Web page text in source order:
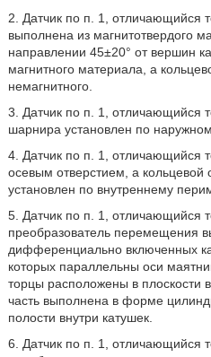
2. Датчик по п. 1, отличающийся
выполнена из магнитотвердого
направлении 45±20° от вершин
магнитного материала, а
немагнитного.
3. Датчик по п. 1, отличающийся
шарнира установлен по
4. Датчик по п. 1, отличающийся
осевым отверстием, а кольцевой
установлен по внутреннему
5. Датчик по п. 1, отличающийся
преобразователь перемещения
дифференциально включенных
которых параллельны оси
торцы расположены в плоскости
часть выполнена в форме
полости внутри катушек.
6. Датчик по п. 1, отличающийся